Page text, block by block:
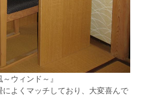
ウィンド～』
によくマッチしており、大変喜んで